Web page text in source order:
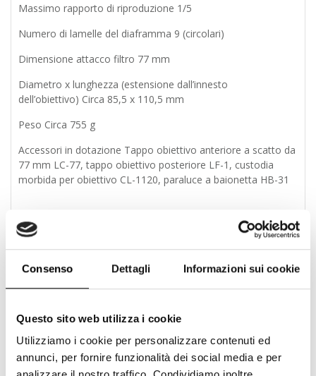
Consenso Dettagli Informazioni sui cookie
Questo sito web utilizza i cookie
Utilizziamo i cookie per personalizzare contenuti ed
annunci, per fornire funzionalità dei social media e per
Massimo rapporto di riproduzione 1/5
Numero di lamelle del diaframma 9 (circolari)
Dimensione attacco filtro 77 mm
Diametro x lunghezza (estensione dall’innesto
dell’obiettivo) Circa 85,5 x 110,5 mm
Peso Circa 755 g
Accessori in dotazione Tappo obiettivo anteriore a scatto da
77 mm LC-77, tappo obiettivo posteriore LF-1, custodia
morbida per obiettivo CL-1120, paraluce a baionetta HB-31
Prodotti correlati